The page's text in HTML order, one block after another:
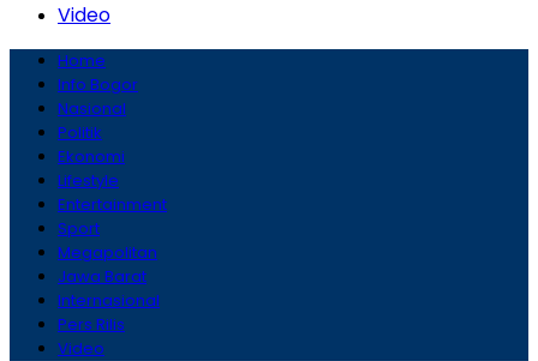
Video
Home
Info Bogor
Nasional
Politik
Ekonomi
Lifestyle
Entertainment
Sport
Megapolitan
Jawa Barat
Internasional
Pers Rilis
Video